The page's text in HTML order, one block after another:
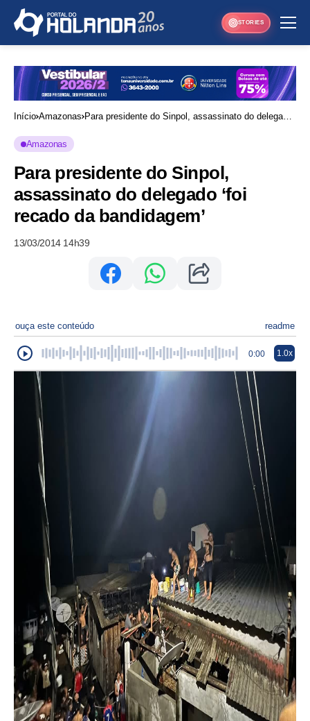
STORIES
Início Amazonas Para presidente do Sinpol, assassinato do delegado
Amazonas
Para presidente do Sinpol,
assassinato do delegado ‘foi
recado da bandidagem’
13/03/2014 14h39
ouça este conteúdo readme
0:00 1.0x